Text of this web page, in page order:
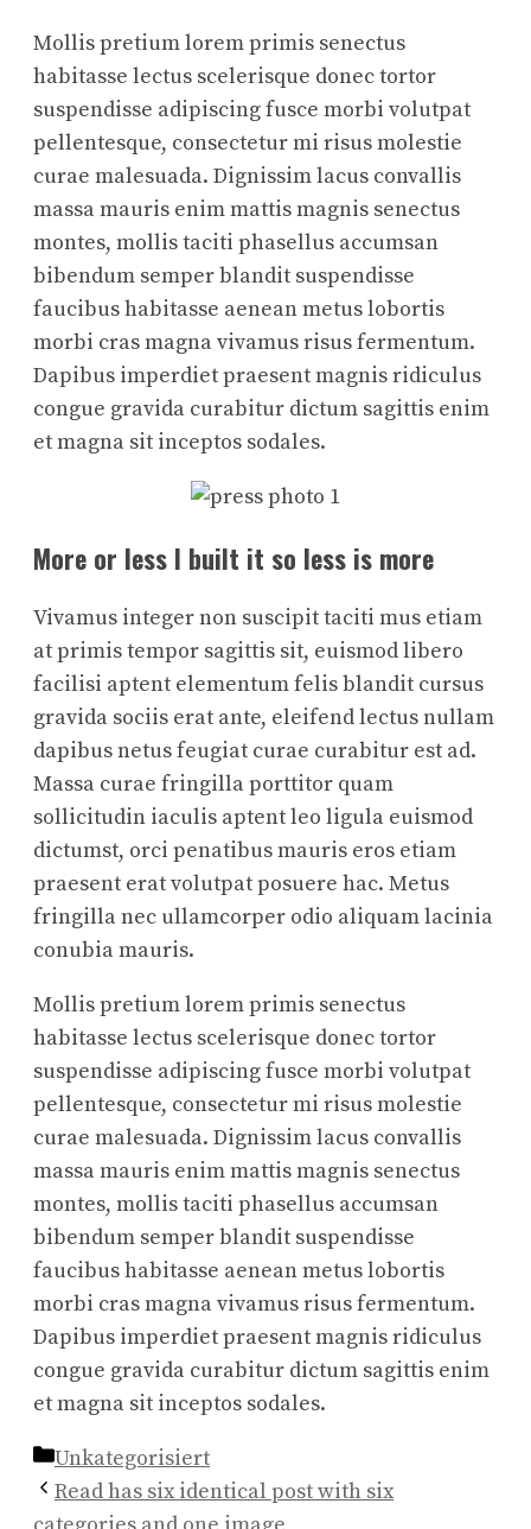
Mollis pretium lorem primis senectus
habitasse lectus scelerisque donec tortor
suspendisse adipiscing fusce morbi volutpat
pellentesque, consectetur mi risus molestie
curae malesuada. Dignissim lacus convallis
massa mauris enim mattis magnis senectus
montes, mollis taciti phasellus accumsan
bibendum semper blandit suspendisse
faucibus habitasse aenean metus lobortis
morbi cras magna vivamus risus fermentum.
Dapibus imperdiet praesent magnis ridiculus
congue gravida curabitur dictum sagittis enim
et magna sit inceptos sodales.
More or less I built it so less is more
Vivamus integer non suscipit taciti mus etiam
at primis tempor sagittis sit, euismod libero
facilisi aptent elementum felis blandit cursus
gravida sociis erat ante, eleifend lectus nullam
dapibus netus feugiat curae curabitur est ad.
Massa curae fringilla porttitor quam
sollicitudin iaculis aptent leo ligula euismod
dictumst, orci penatibus mauris eros etiam
praesent erat volutpat posuere hac. Metus
fringilla nec ullamcorper odio aliquam lacinia
conubia mauris.
Mollis pretium lorem primis senectus
habitasse lectus scelerisque donec tortor
suspendisse adipiscing fusce morbi volutpat
pellentesque, consectetur mi risus molestie
curae malesuada. Dignissim lacus convallis
massa mauris enim mattis magnis senectus
montes, mollis taciti phasellus accumsan
bibendum semper blandit suspendisse
faucibus habitasse aenean metus lobortis
morbi cras magna vivamus risus fermentum.
Dapibus imperdiet praesent magnis ridiculus
congue gravida curabitur dictum sagittis enim
et magna sit inceptos sodales.
Kategorien
Unkategorisiert
Read has six identical post with six